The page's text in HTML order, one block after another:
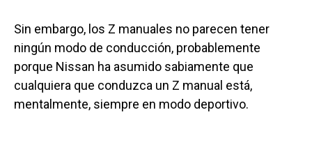
Sin embargo, los Z manuales no parecen tener
ningún modo de conducción, probablemente
porque Nissan ha asumido sabiamente que
cualquiera que conduzca un Z manual está,
mentalmente, siempre en modo deportivo.